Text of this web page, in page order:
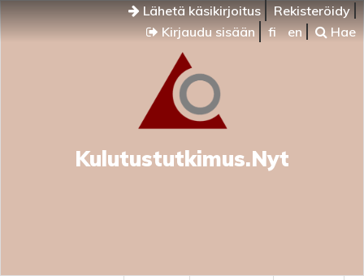
Lähetä käsikirjoitus
Rekisteröidy
Kirjaudu sisään
fi en Hae
Kulutustutkimus.Nyt